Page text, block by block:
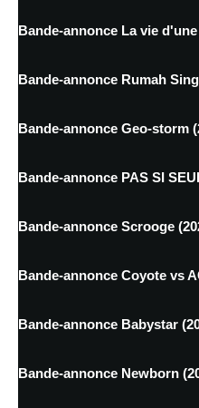
Bande-annonce La vie
Bande-annonce Rumah
Bande-annonce Geo-storm
Bande-annonce PAS SI
Bande-annonce Scrooge
Bande-annonce Coyote vs
Bande-annonce Babystar
Bande-annonce Newborn